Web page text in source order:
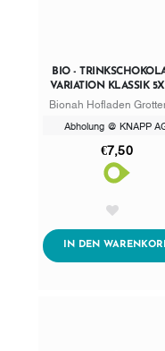
BIO -
VARIATION KLASSIK
Bionah Hofladen
Abholung @ KNAPP
€7,50
IN DEN